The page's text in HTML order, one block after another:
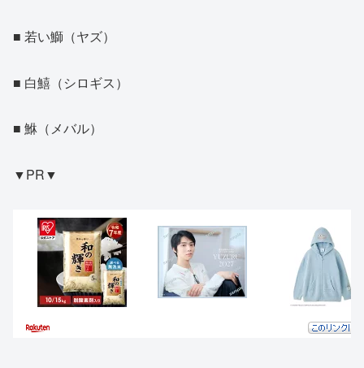
■ 若い鰤（ヤズ）
■ 白鱚（シロギス）
■ 鮴（メバル）
▼PR▼